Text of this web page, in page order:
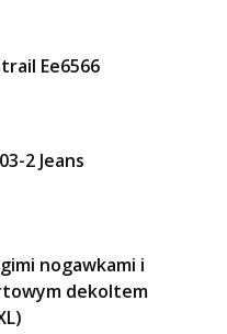
Ee6566
2 Jeans
nogawkami i
dekoltem